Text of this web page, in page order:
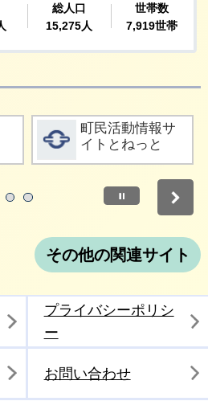
詳細をみる
町民活動情報サ
イトとねっと
停止
その他の関連サイト
プライバシーポリシ
ー
お問い合わせ